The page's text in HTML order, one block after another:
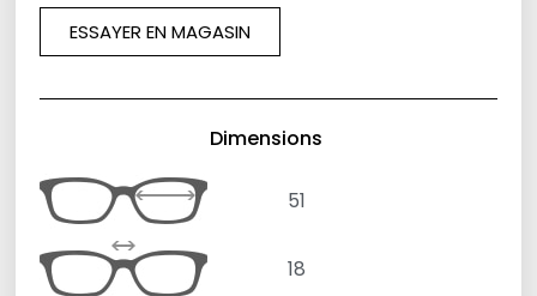
ESSAYER EN MAGASIN
Dimensions
51
18